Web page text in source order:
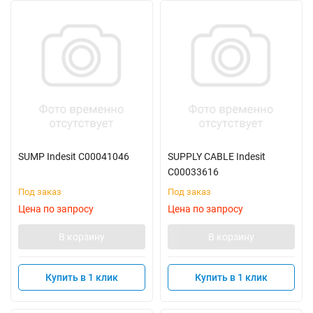
SUMP Indesit C00041046
Под заказ
Цена по запросу
В корзину
Купить в 1 клик
SUPPLY CABLE Indesit
C00033616
Под заказ
Цена по запросу
В корзину
Купить в 1 клик